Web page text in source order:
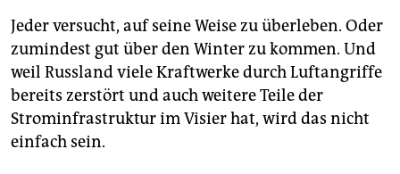
Jeder versucht, auf seine Weise zu überleben. Oder
zumindest gut über den Winter zu kommen. Und
weil ­Russland viele Kraftwerke durch Luftangriffe
bereits zerstört und auch ­weitere Teile der
Strominfrastruktur im Visier hat, wird das nicht
einfach sein.